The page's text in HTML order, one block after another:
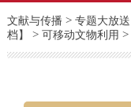
文献与传播 > 专题大放送
档】
> 可移动文物利用 >